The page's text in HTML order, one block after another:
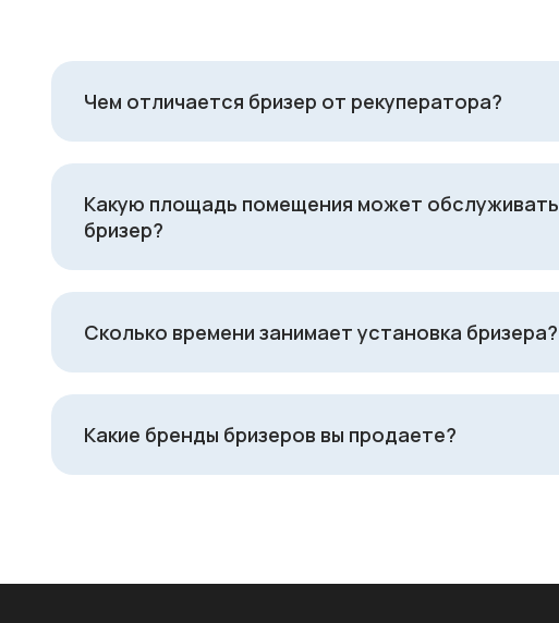
Чем отличается бризер от рекуператора?
Какую площадь помещения может обслуживать
бризер?
Сколько времени занимает установка бризера?
Какие бренды бризеров вы продаете?